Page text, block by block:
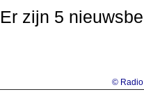
Er zijn 5
© Radio